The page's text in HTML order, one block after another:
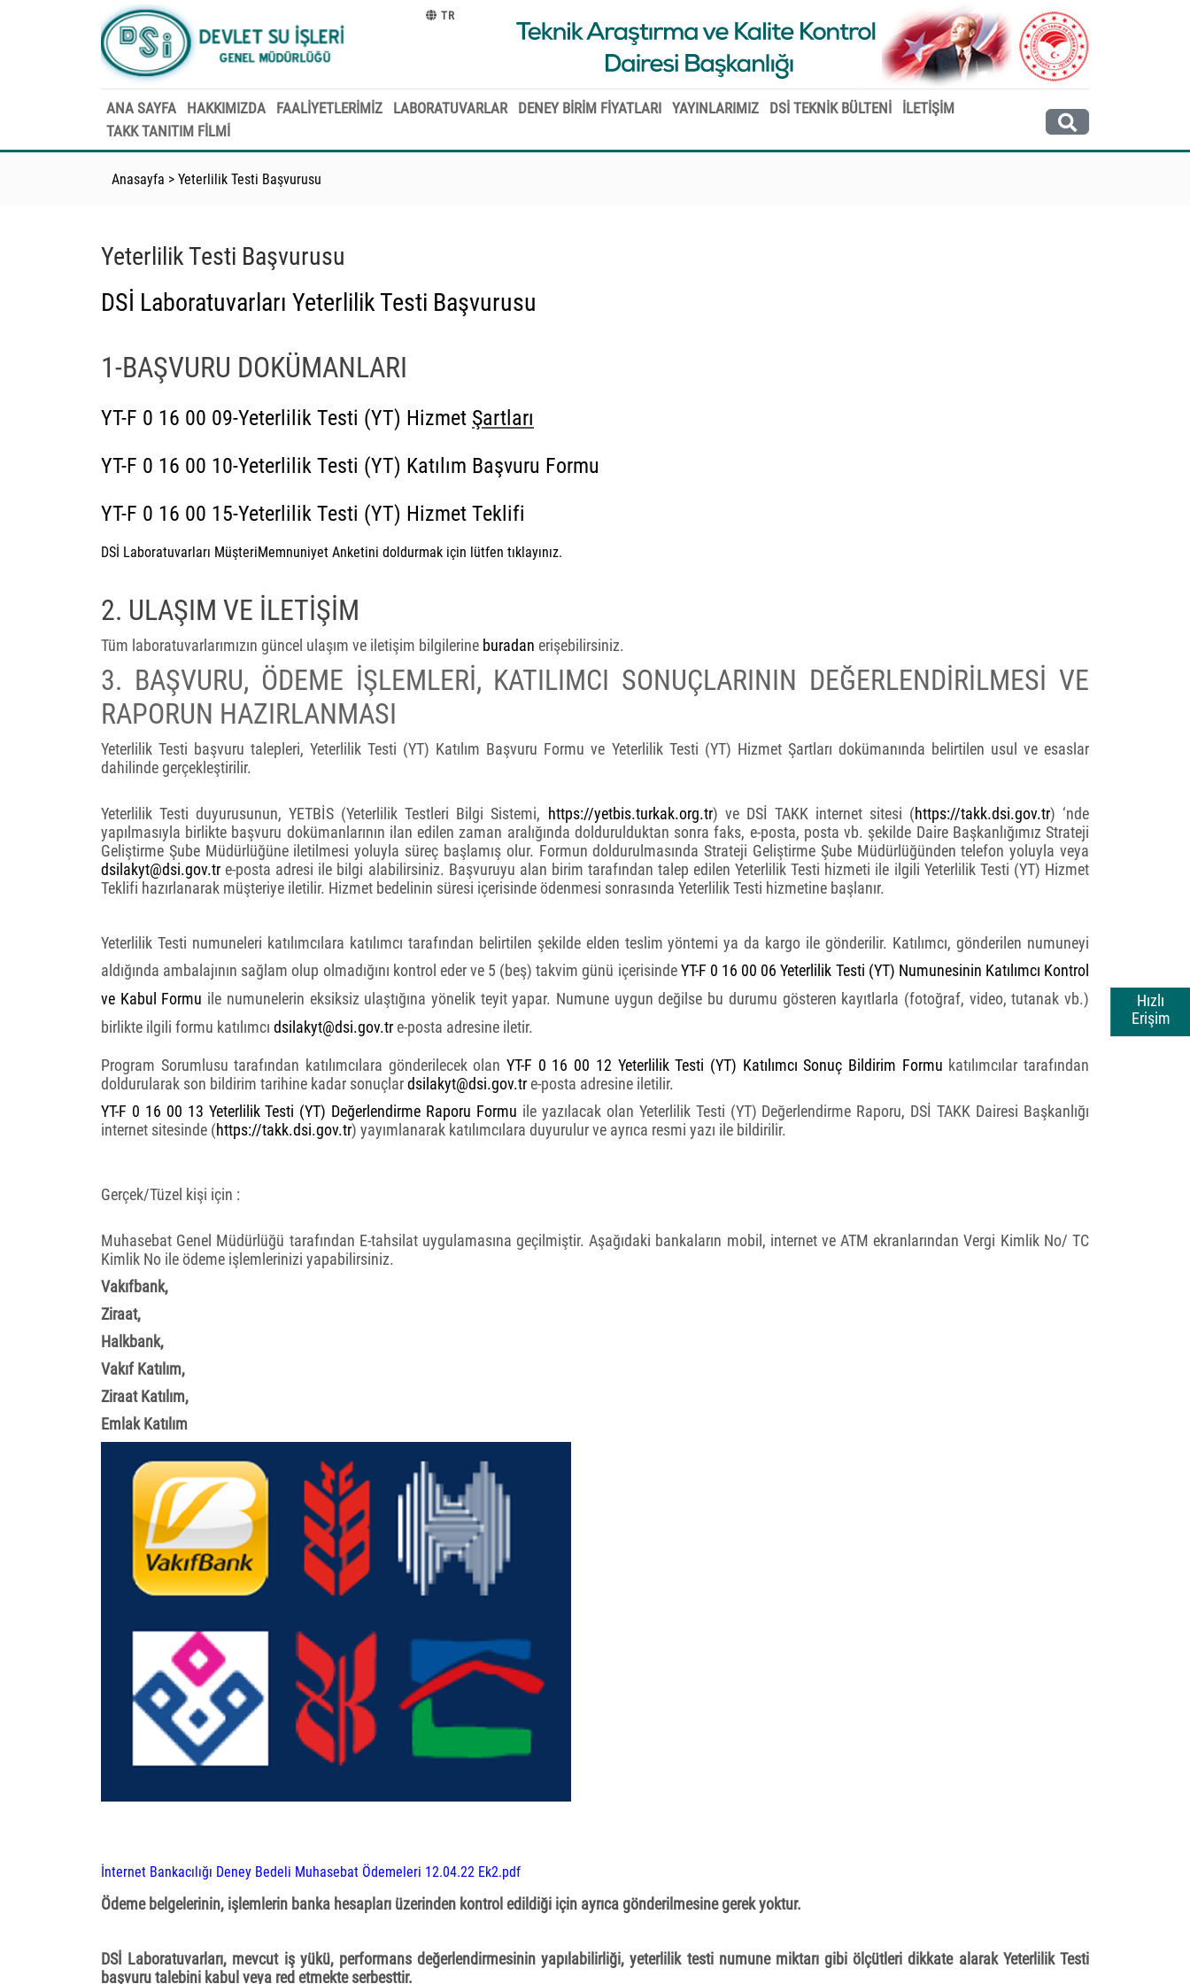
Hızlı
Erişim
TR
ANA SAYFA HAKKIMIZDA FAALİYETLERİMİZ LABORATUVARLAR DENEY BİRİM FİYATLARI YAYINLARIMIZ DSİ TEKNİK BÜLTENİ
İLETİŞİM
TAKK TANITIM FILMI
Anasayfa > Yeterlilik Testi Başvurusu
Yeterlilik Testi Başvurusu
DSİ Laboratuvarları Yeterlilik Testi Başvurusu
1-BAŞVURU DOKÜMANLARI
YT-F 0 16 00 09-Yeterlilik Testi (YT) Hizmet Şartları
YT-F 0 16 00 10-Yeterlilik Testi (YT) Katılım Başvuru Formu
YT-F 0 16 00 15-Yeterlilik Testi (YT) Hizmet Teklifi
DSİ Laboratuvarları MüşteriMemnuniyet Anketini doldurmak için lütfen tıklayınız.
2. ULAŞIM VE İLETİŞİM
Tüm laboratuvarlarımızın güncel ulaşım ve iletişim bilgilerine buradan erişebilirsiniz.
3. BAŞVURU, ÖDEME İŞLEMLERİ, KATILIMCI SONUÇLARININ DEĞERLENDİRİLMESİ VE
RAPORUN HAZIRLANMASI
Yeterlilik Testi başvuru talepleri, Yeterlilik Testi (YT) Katılım Başvuru Formu ve Yeterlilik Testi (YT) Hizmet Şartları dokümanında belirtilen usul ve esaslar
dahilinde gerçekleştirilir.
Yeterlilik Testi duyurusunun, YETBİS (Yeterlilik Testleri Bilgi Sistemi, https://yetbis.turkak.org.tr) ve DSİ TAKK internet sitesi (https://takk.dsi.gov.tr) ‘nde
yapılmasıyla birlikte başvuru dokümanlarının ilan edilen zaman aralığında doldurulduktan sonra faks, e-posta, posta vb. şekilde Daire Başkanlığımız Strateji
Geliştirme Şube Müdürlüğüne iletilmesi yoluyla süreç başlamış olur. Formun doldurulmasında Strateji Geliştirme Şube Müdürlüğünden telefon yoluyla veya
dsilakyt@dsi.gov.tr e-posta adresi ile bilgi alabilirsiniz. Başvuruyu alan birim tarafından talep edilen Yeterlilik Testi hizmeti ile ilgili Yeterlilik Testi (YT) Hizmet
Teklifi hazırlanarak müşteriye iletilir. Hizmet bedelinin süresi içerisinde ödenmesi sonrasında Yeterlilik Testi hizmetine başlanır.
Yeterlilik Testi numuneleri katılımcılara katılımcı tarafından belirtilen şekilde elden teslim yöntemi ya da kargo ile gönderilir. Katılımcı, gönderilen numuneyi
aldığında ambalajının sağlam olup olmadığını kontrol eder ve 5 (beş) takvim günü içerisindeYT-F 0 16 00 06 Yeterlilik Testi (YT) Numunesinin Katılımcı Kontrol
ve Kabul Formu ile numunelerin eksiksiz ulaştığına yönelik teyit yapar. Numune uygun değilse bu durumu gösteren kayıtlarla (fotoğraf, video, tutanak vb.)
birlikte ilgili formu katılımcı dsilakyt@dsi.gov.tr e-posta adresine iletir.
Program Sorumlusu tarafından katılımcılara gönderilecek olanYT-F 0 16 00 12 Yeterlilik Testi (YT) Katılımcı Sonuç Bildirim Formu katılımcılar tarafından
doldurularak son bildirim tarihine kadar sonuçlardsilakyt@dsi.gov.tr e-posta adresine iletilir.
YT-F 0 16 00 13 Yeterlilik Testi (YT) Değerlendirme Raporu Formu ile yazılacak olan Yeterlilik Testi (YT) Değerlendirme Raporu, DSİ TAKK Dairesi Başkanlığı
internet sitesinde (https://takk.dsi.gov.tr) yayımlanarak katılımcılara duyurulur ve ayrıca resmi yazı ile bildirilir.
Gerçek/Tüzel kişi için :
Muhasebat Genel Müdürlüğü tarafından E-tahsilat uygulamasına geçilmiştir. Aşağıdaki bankaların mobil, internet ve ATM ekranlarından Vergi Kimlik No/ TC
Kimlik No ile ödeme işlemlerinizi yapabilirsiniz.
Vakıfbank,
Ziraat,
Halkbank,
Vakıf Katılım,
Ziraat Katılım,
Emlak Katılım
İnternet Bankacılığı Deney Bedeli Muhasebat Ödemeleri 12.04.22 Ek2.pdf
Ödeme belgelerinin, işlemlerin banka hesapları üzerinden kontrol edildiği için ayrıca gönderilmesine gerek yoktur.
DSİ Laboratuvarları, mevcut iş yükü, performans değerlendirmesinin yapılabilirliği, yeterlilik testi numune miktarı gibi ölçütleri dikkate alarak Yeterlilik Testi
başvuru talebini kabul veya red etmekte serbesttir.